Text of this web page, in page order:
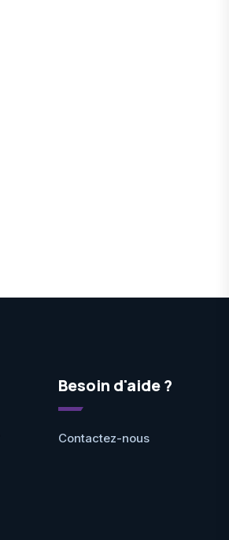
Besoin d'aide ?
Contactez-nous